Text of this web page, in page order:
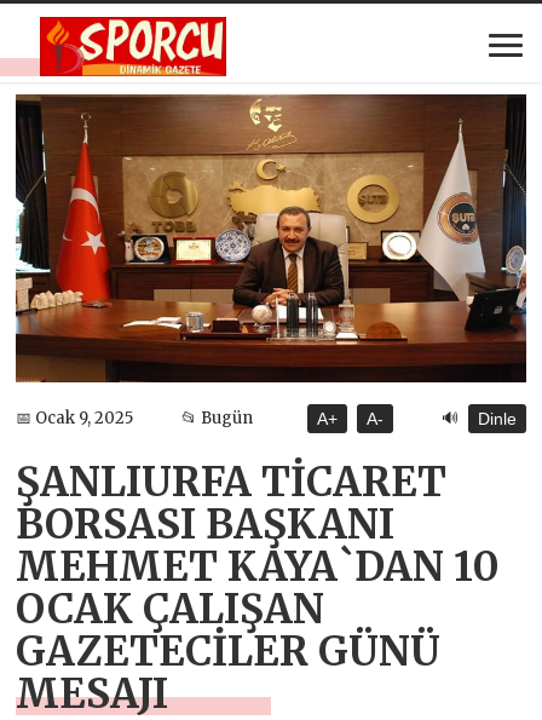
📅 Ocak 9, 2025 📂 Bugün A+ A- 🔊 Dinle
ŞANLIURFA TİCARET
BORSASI BAŞKANI
MEHMET KAYA`DAN 10
OCAK ÇALIŞAN
GAZETECİLER GÜNÜ
MESAJI